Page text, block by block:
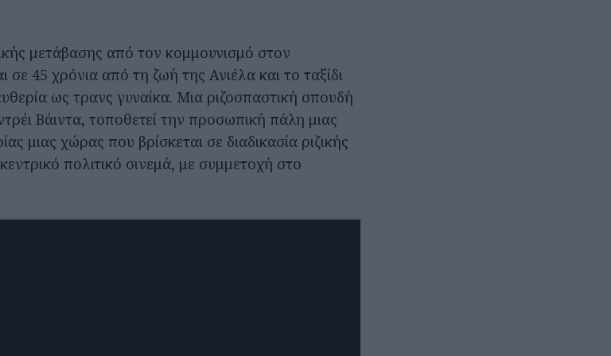
μετάβασης από τον κομμουνισμό στον
σε 45 χρόνια από τη ζωή της Ανιέλα και το ταξίδι
ως τρανς γυναίκα. Μια ριζοσπαστική σπουδή
Βάιντα, τοποθετεί την προσωπική πάλη μιας
μιας χώρας που βρίσκεται σε διαδικασία ριζικής
πολιτικό σινεμά, με συμμετοχή στο